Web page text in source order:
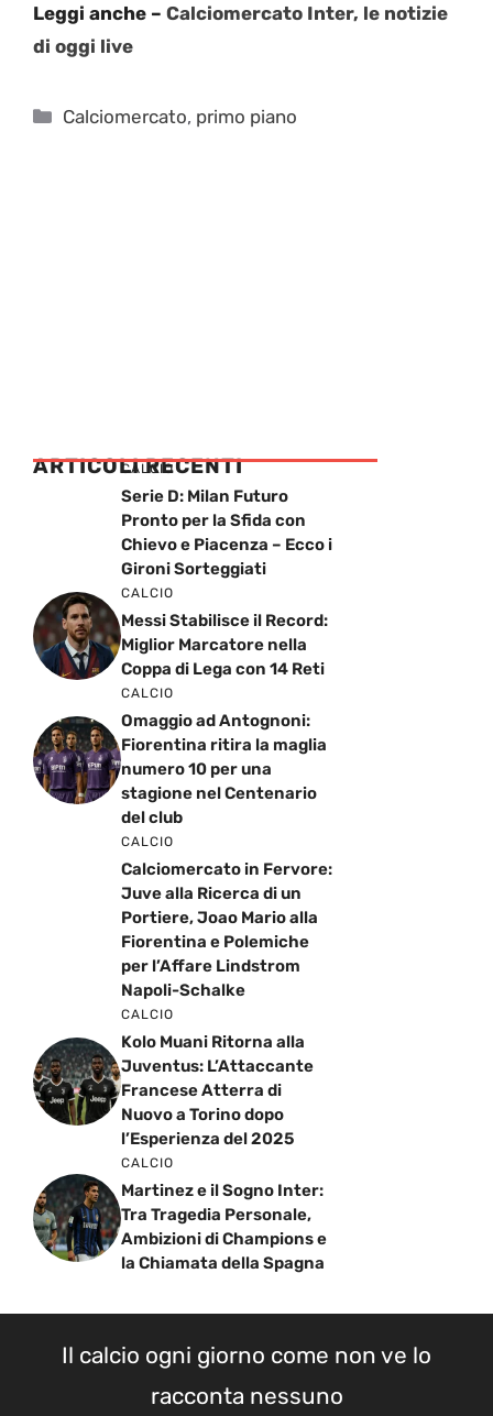
Leggi anche – Calciomercato Inter, le notizie
di oggi live
Categorie
Calciomercato, primo piano
ARTICOLI RECENTI
CALCIO
Serie D: Milan Futuro
Pronto per la Sfida con
Chievo e Piacenza – Ecco i
Gironi Sorteggiati
CALCIO
Messi Stabilisce il Record:
Miglior Marcatore nella
Coppa di Lega con 14 Reti
CALCIO
Omaggio ad Antognoni:
Fiorentina ritira la maglia
numero 10 per una
stagione nel Centenario
del club
CALCIO
Calciomercato in Fervore:
Juve alla Ricerca di un
Portiere, Joao Mario alla
Fiorentina e Polemiche
per l’Affare Lindstrom
Napoli-Schalke
CALCIO
Kolo Muani Ritorna alla
Juventus: L’Attaccante
Francese Atterra di
Nuovo a Torino dopo
l’Esperienza del 2025
CALCIO
Martinez e il Sogno Inter:
Tra Tragedia Personale,
Ambizioni di Champions e
la Chiamata della Spagna
Il calcio ogni giorno come non ve lo
racconta nessuno